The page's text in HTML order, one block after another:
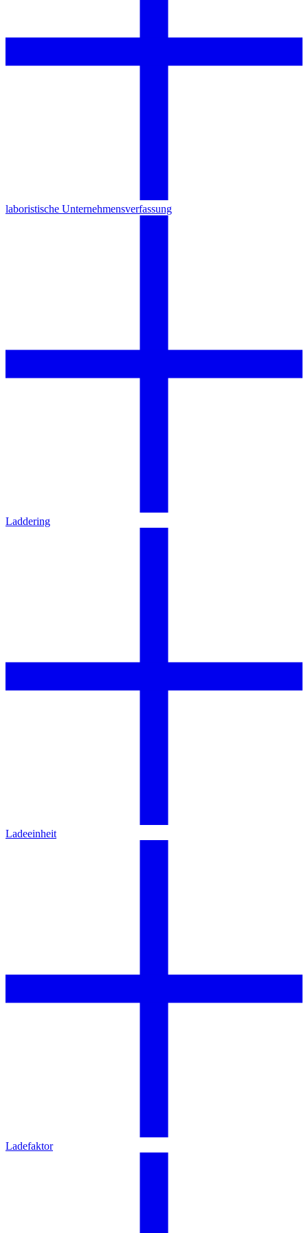
laboristische Unternehmensverfassung
Laddering
Ladeeinheit
Ladefaktor